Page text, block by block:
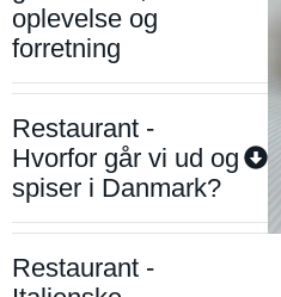
oplevelse og
forretning
Restaurant -
Hvorfor går vi ud og
spiser i Danmark?
Restaurant -